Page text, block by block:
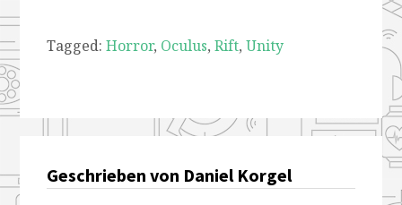
Tagged:Horror, Oculus,Rift,Unity
Geschrieben von Daniel Korgel